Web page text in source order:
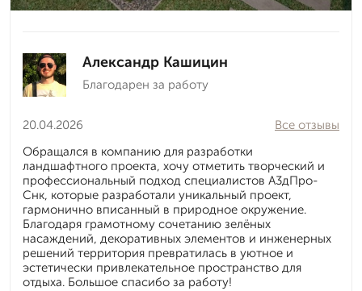
Александр Кашицин
Благодарен за работу
20.04.2026
Все отзывы
Обращался в компанию для разработки
ландшафтного проекта, хочу отметить творческий и
профессиональный подход специалистов А3дПро-
Снк, которые разработали уникальный проект,
гармонично вписанный в природное окружение.
Благодаря грамотному сочетанию зелёных
насаждений, декоративных элементов и инженерных
решений территория превратилась в уютное и
эстетически привлекательное пространство для
отдыха. Большое спасибо за работу!